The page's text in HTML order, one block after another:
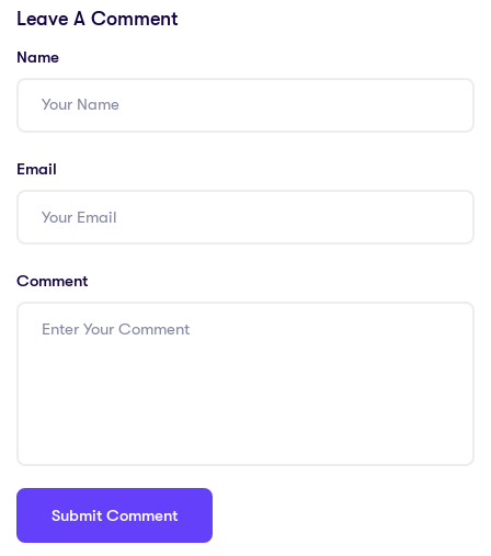
Leave A Comment
Name
Email
Comment